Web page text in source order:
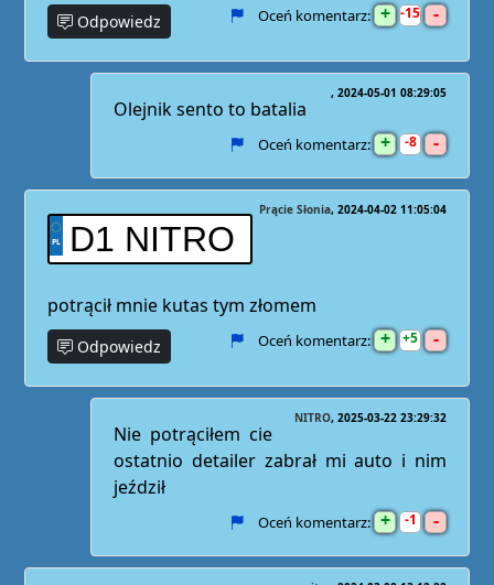
Odpowiedz Oceń komentarz: + 15 -
2024-05-01 08:29:05
Olejnik sento to batalia
Oceń komentarz: + 8 -
D1 NITRO
Prącie Słonia 2024-04-02 11:05:04
potrącił mnie kutas tym złomem
Odpowiedz Oceń komentarz: + 5 -
NITRO 2025-03-22 23:29:32
Nie potrąciłem cie
ostatnio detailer zabrał mi auto i nim
jeździł
Oceń komentarz: + 1 -